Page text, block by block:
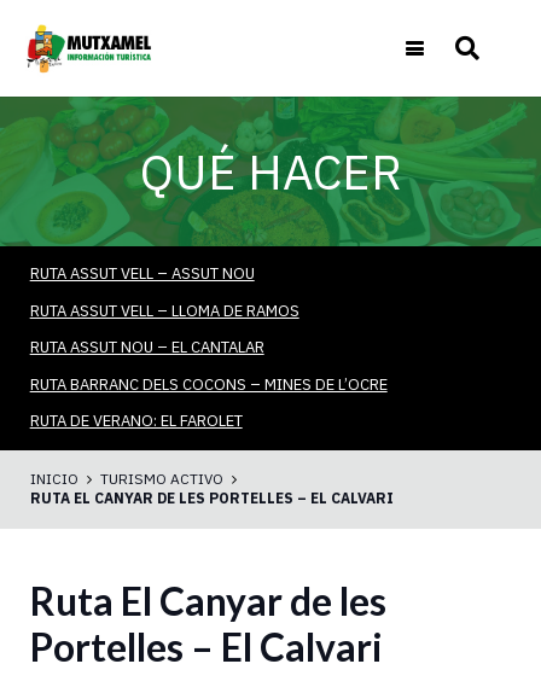
QUÉ HACER
RUTA ASSUT VELL – ASSUT NOU
RUTA ASSUT VELL – LLOMA DE RAMOS
RUTA ASSUT NOU – EL CANTALAR
RUTA BARRANC DELS COCONS – MINES DE L’OCRE
RUTA DE VERANO: EL FAROLET
INICIO
TURISMO ACTIVO
RUTA EL CANYAR DE LES PORTELLES – EL CALVARI
Ruta El Canyar de les
Portelles – El Calvari